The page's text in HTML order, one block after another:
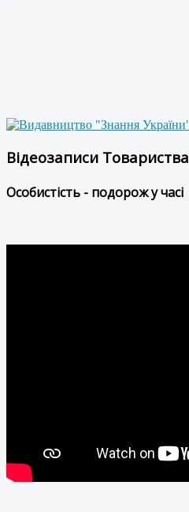
Відеозаписи Товариства
Особистість - подорож у часі